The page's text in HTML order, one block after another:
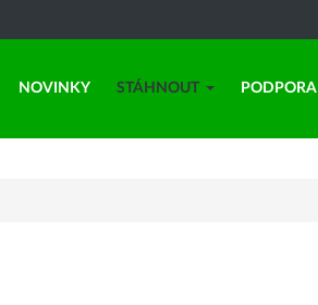
NOVINKY STÁHNOUT PODPORA